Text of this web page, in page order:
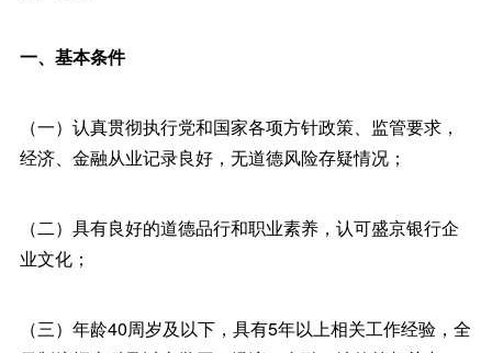
一、基本条件
（一）认真贯彻执行党和国家各项方针政策、监管要求，
经济、金融从业记录良好，无道德风险存疑情况；
（二）具有良好的道德品行和职业素养，认可盛京银行企
业文化；
（三）年龄40周岁及以下，具有5年以上相关工作经验，全